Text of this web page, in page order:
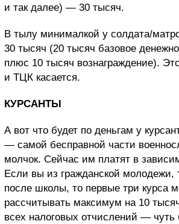
и так далее) — 30 тысяч.
В тылу минималкой у солдата/
30 тысяч (20 тысяч базовое
плюс 10 тысяч вознаграждение).
и ТЦК касается.
КУРСАНТЫ
А вот что будет по деньгам у
— самой бесправной части
молчок. Сейчас им платят в
Если вы из гражданской молодежи,
после школы, то первые три курса
рассчитывать максимум на 10
всех налоговых отчислений —